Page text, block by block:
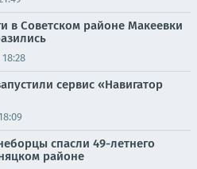
в Советском районе Макеевки
сервис «Навигатор
спасли 49-летнего
районе